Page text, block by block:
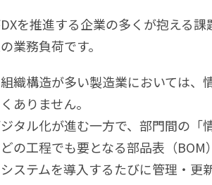
を推進する企業の多くが抱える
業務負荷です。
織構造が多い製造業においては、
ありません。
タル化が進む一方で、部門間の「
の工程でも要となる部品表（
ステムを導入するたびに管理・更